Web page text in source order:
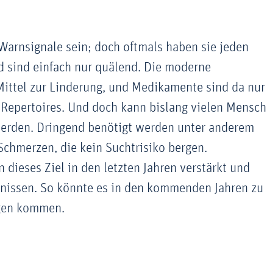
sein; doch oftmals haben sie jeden
einfach nur quälend. Die moderne
zur Linderung, und Medikamente sind da nur
Und doch kann bislang vielen
Dringend benötigt werden unter anderem
die kein Suchtrisiko bergen.
dieses Ziel in den letzten Jahren verstärkt und
So könnte es in den kommenden Jahren zu
kommen.